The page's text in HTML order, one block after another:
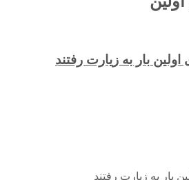
بار به زیارت رفتند
بار به زیارت رفتند